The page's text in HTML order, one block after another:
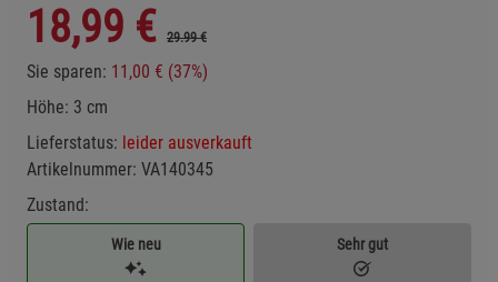
18,99 € 29.99 €
Sie sparen: 11,00 € (37%)
Höhe: 3 cm
Lieferstatus: leider ausverkauft
Artikelnummer: VA140345
Zustand:
Wie neu Sehr gut